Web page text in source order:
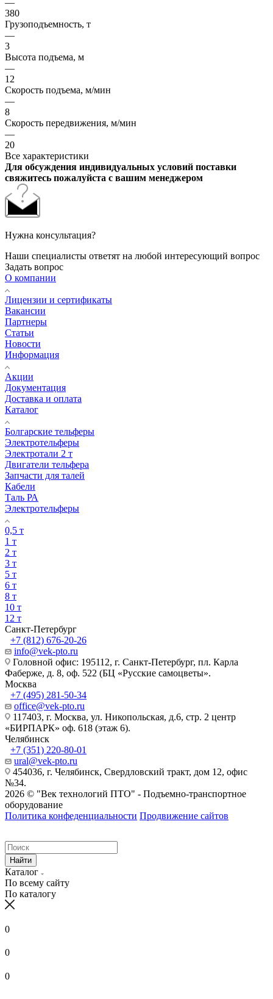
380
Грузоподъемность, т
—
3
Высота подъема, м
—
12
Скорость подъема, м/мин
—
8
Скорость передвижения, м/мин
—
20
Все характеристики
Для обсуждения индивидуальных условий поставки
свяжитесь пожалуйста с вашим менеджером
Нужна консультация?
Наши специалисты ответят на любой интересующий вопрос
Задать вопрос
О компании
Лицензии и сертификаты
Вакансии
Партнеры
Статьи
Новости
Информация
Акции
Документация
Доставка и оплата
Каталог
Болгарские тельферы
Электротельферы
Электротали 2 т
Двигатели тельфера
Запчасти для талей
Кабели
Таль РА
Электротельферы
0,5 т
1 т
2 т
3 т
5 т
6 т
8 т
10 т
12 т
Санкт-Петербург
+7 (812) 676-20-26
info@vek-pto.ru
Головной офис: 195112, г. Санкт-Петербург, пл. Карла
Фаберже, д. 8, оф. 522 (БЦ «Русские самоцветы».
Москва
+7 (495) 281-50-34
office@vek-pto.ru
117403, г. Москва, ул. Никопольская, д.6, стр. 2 центр
«БИРПАРК» оф. 618 (этаж 6).
Челябинск
+7 (351) 220-80-01
ural@vek-pto.ru
454036, г. Челябинск, Свердловский тракт, дом 12, офис
№34.
2026 © "Век технологий ПТО" - Подъемно-транспортное
оборудование
Политика конфеденциальности Продвижение сайтов
Найти
Каталог
По всему сайту
По каталогу
0
0
0